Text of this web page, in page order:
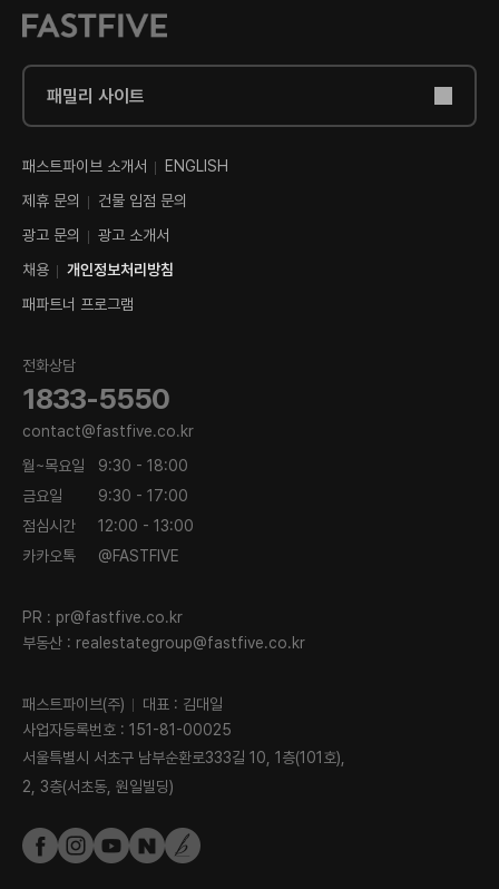
패스트파이브 소개서
ENGLISH
제휴 문의
건물 입점 문의
광고 문의
광고 소개서
채용
개인정보처리방침
패파트너 프로그램
패밀리 사이트
전화상담
1833-5550
contact@fastfive.co.kr
월~목요일
9:30 - 18:00
금요일
9:30 - 17:00
점심시간
12:00 - 13:00
카카오톡
@FASTFIVE
PR : pr@fastfive.co.kr
부동산 : realestategroup@fastfive.co.kr
패스트파이브(주)
대표 : 김대일
사업자등록번호 : 151-81-00025
서울특별시 서초구 남부순환로333길 10, 1층(101호),
2, 3층(서초동, 원일빌딩)